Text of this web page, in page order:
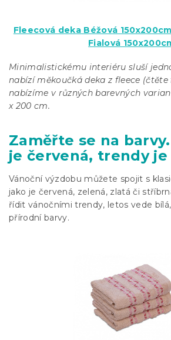
Fleecová deka Béžová 150x200cm
Fialová
Minimalistickému interiéru sluší
nabízí měkoučká deka z fleece (čtěte
nabízíme v různých barevných
x 200 cm.
Zaměřte se na
je červená, trendy je
Vánoční výzdobu můžete spojit s
jako je červená, zelená, zlatá či
řídit vánočními trendy, letos vede
přírodní barvy.